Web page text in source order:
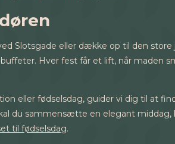
Slotsgade eller dække op til den
Hver fest får et lift, når maden
eller fødselsdag, guider vi dig til at
du sammensætte en elegant middag,
til fødselsdag.